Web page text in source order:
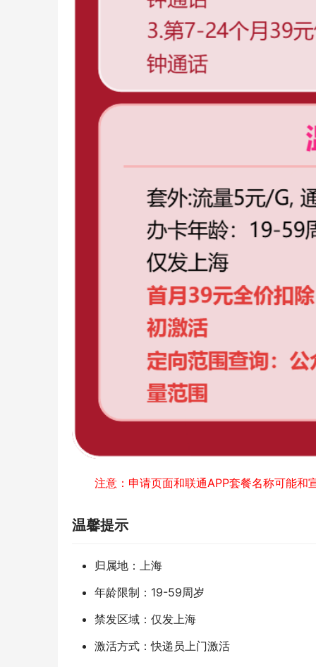
注意：申请页面和联通APP套餐名称可能和
温馨提示
归属地：上海
年龄限制：19-59周岁
禁发区域：仅发上海
激活方式：快递员上门激活